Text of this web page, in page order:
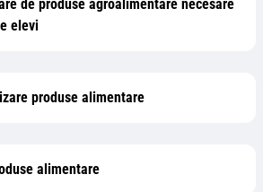
de produse agroalimentare necesare
elevi
produse alimentare
alimentare